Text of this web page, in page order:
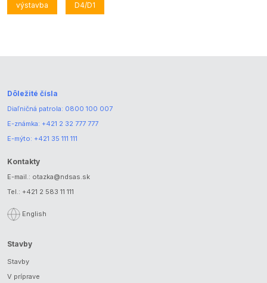
výstavba D4/D1
Dôležité čísla
Diaľničná patrola: 0800 100 007
E-známka: +421 2 32 777 777
E-mýto: +421 35 111 111
Kontakty
E-mail.: otazka@ndsas.sk
Tel.: +421 2 583 11 111
English
Stavby
Stavby
V príprave